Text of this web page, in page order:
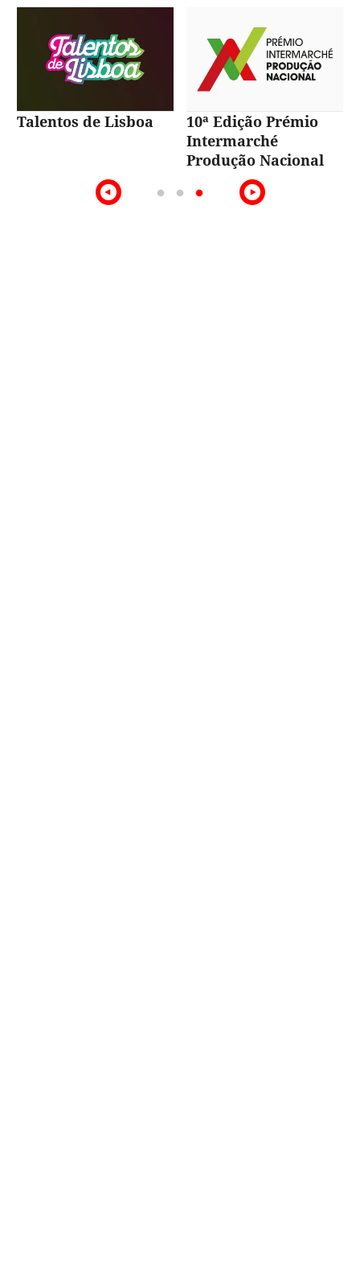
Talentos de Lisboa
10ª Edição Prémio
Intermarché
Produção Nacional